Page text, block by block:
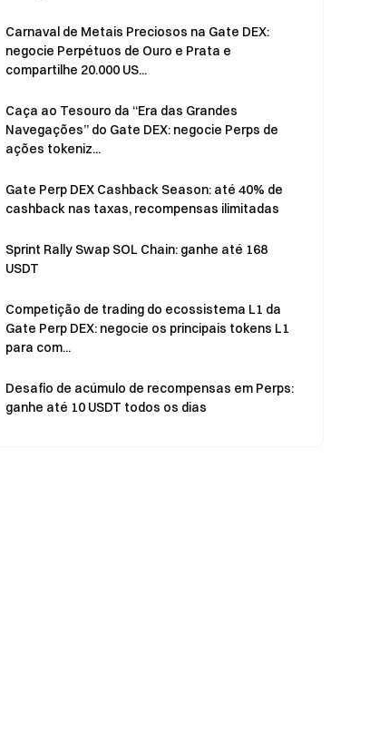
Carnaval de Metais Preciosos na Gate DEX:
negocie Perpétuos de Ouro e Prata e
compartilhe 20.000 US...
Caça ao Tesouro da “Era das Grandes
Navegações” do Gate DEX: negocie Perps de
ações tokeniz...
Gate Perp DEX Cashback Season: até 40% de
cashback nas taxas, recompensas ilimitadas
Sprint Rally Swap SOL Chain: ganhe até 168
USDT
Competição de trading do ecossistema L1 da
Gate Perp DEX: negocie os principais tokens L1
para com...
Desafio de acúmulo de recompensas em Perps:
ganhe até 10 USDT todos os dias